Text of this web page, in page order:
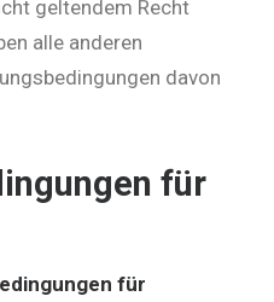
geltendem Recht
alle anderen
davon
für
für